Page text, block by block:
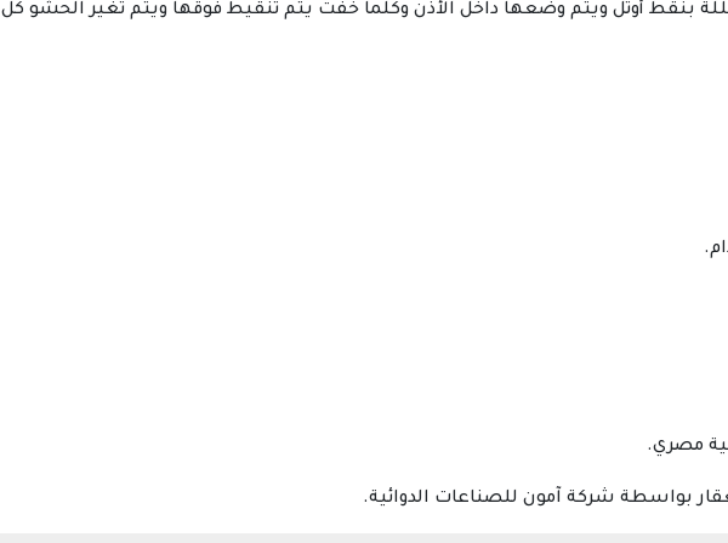
أوتل ويتم وضعها داخل الأذن وكلما خفت يتم تنقيط فوقها ويتم تغير الحشو كل 24 ساعة.
بواسطة شركة آمون للصناعات الدوائية.